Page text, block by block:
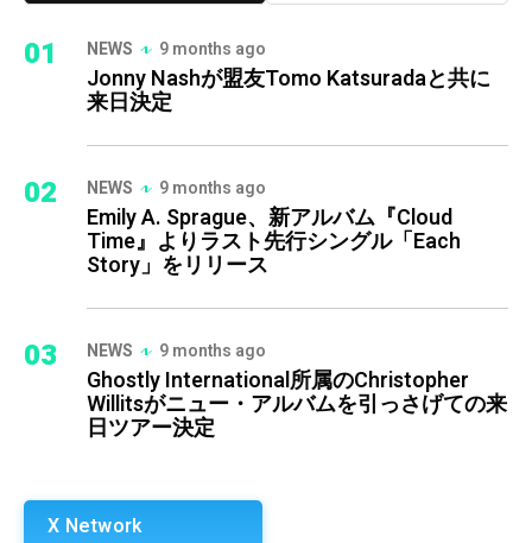
01 NEWS 9 months ago
Jonny Nashが盟友Tomo Katsuradaと共に
来日決定
02 NEWS 9 months ago
Emily A. Sprague、新アルバム『Cloud
Time』よりラスト先行シングル「Each
Story」をリリース
03 NEWS 9 months ago
Ghostly International所属のChristopher
Willitsがニュー・アルバムを引っさげての来
日ツアー決定
X Network